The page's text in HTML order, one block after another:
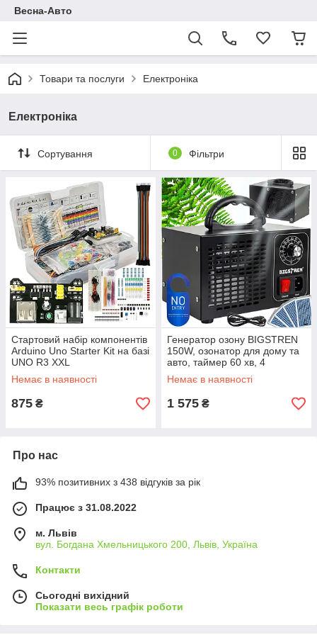
Весна-Авто
Товари та послуги Електроніка
Електроніка
Сортування 0 Фільтри
Стартовий набір компонентів
Arduino Uno Starter Kit на базі
UNO R3 XXL
Немає в наявності
875 ₴
Генератор озону BIGSTREN
150W, озонатор для дому та
авто, таймер 60 хв, 4
пластини
Немає в наявності
1 575 ₴
Про нас
93% позитивних з 438 відгуків за рік
Працює з 31.08.2022
м. Львів
вул. Богдана Хмельницького 200, Львів, Україна
Контакти
Сьогодні вихідний
Показати весь графік роботи